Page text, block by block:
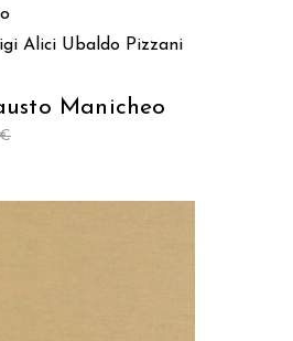
Alici Ubaldo Pizzani
Manicheo
€